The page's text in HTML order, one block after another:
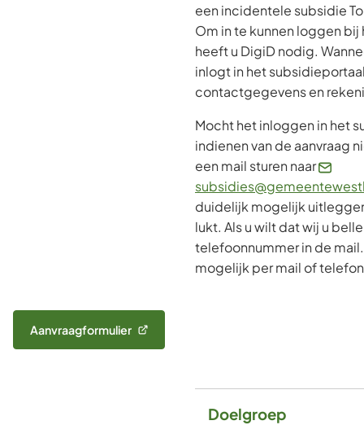
een incidentele subsidie
Om in te kunnen loggen
heeft u DigiD nodig.
inlogt in het
contactgegevens en
Mocht het inloggen in het
indienen van de aanvraag
een mail sturen naar
duidelijk mogelijk
lukt. Als u wilt dat wij u
telefoonnummer in de
mogelijk per mail of
Aanvraagformulier
(Verwijst
Doelgroep